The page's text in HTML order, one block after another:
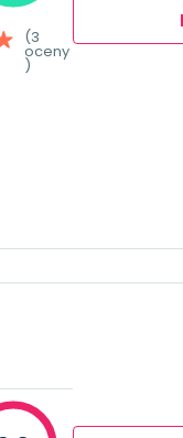
(3
oceny
)